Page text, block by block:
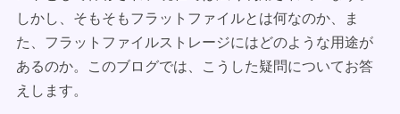
しかし、そもそもフラットファイルとは何なのか、ま
た、フラットファイルストレージにはどのような用途が
あるのか。このブログでは、こうした疑問についてお答
えします。